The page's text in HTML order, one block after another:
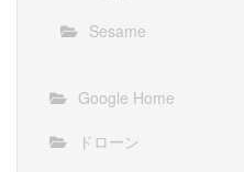
Sesame
Google Home
ドローン